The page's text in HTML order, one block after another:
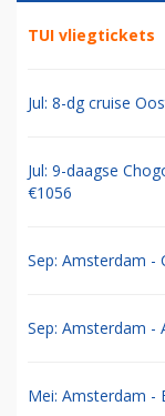
TUI vliegtickets
Jul: 8-dg cruise
Jul: 9-daagse
€1056
Sep: Amsterdam -
Sep: Amsterdam -
Mei: Amsterdam -